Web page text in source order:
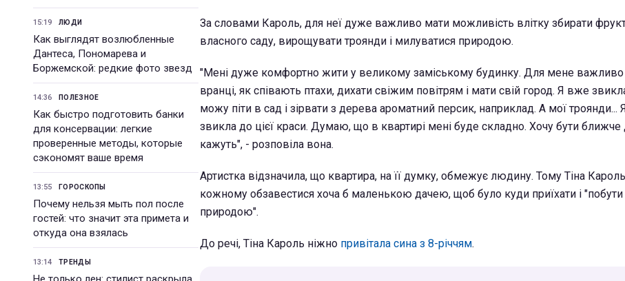
15:19 ЛЮДИ
Как выглядят возлюбленные
Дантеса, Пономарева и
Боржемской: редкие фото звезд
14:36 ПОЛЕЗНОЕ
Как быстро подготовить банки
для консервации: легкие
проверенные методы, которые
сэкономят ваше время
13:55 ГОРОСКОПЫ
Почему нельзя мыть пол после
гостей: что значит эта примета и
откуда она взялась
13:14 ТРЕНДЫ
За словами Кароль, для неї дуже важливо мати можливість влітку збирати
власного саду, вирощувати троянди і милуватися природою.
"Мені дуже комфортно жити у великому заміському будинку. Для мене важливо
вранці, як співають птахи, дихати свіжим повітрям і мати свій город. Я вже
можу піти в сад і зірвати з дерева ароматний персик, наприклад. А мої
звикла до цієї краси. Думаю, що в квартирі мені буде складно. Хочу бути ближче
кажуть", - розповіла вона.
Артистка відзначила, що квартира, на її думку, обмежує людину. Тому Тіна
кожному обзавестися хоча б маленькою дачею, щоб було куди приїхати і "побути
природою".
До речі, Тіна Кароль ніжно привітала сина з 8-річчям.